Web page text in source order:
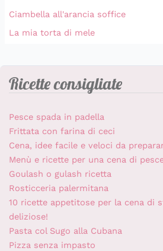
Ciambella all'arancia soffice
La mia torta di mele
Ricette consigliate
Pesce spada in padella
Frittata con farina di ceci
Cena, idee facile e veloci da
Menù e ricette per una cena di
Goulash o gulash ricetta
Rosticceria palermitana
10 ricette appetitose per la cena di
deliziose!
Pasta col Sugo alla Cubana
Pizza senza impasto